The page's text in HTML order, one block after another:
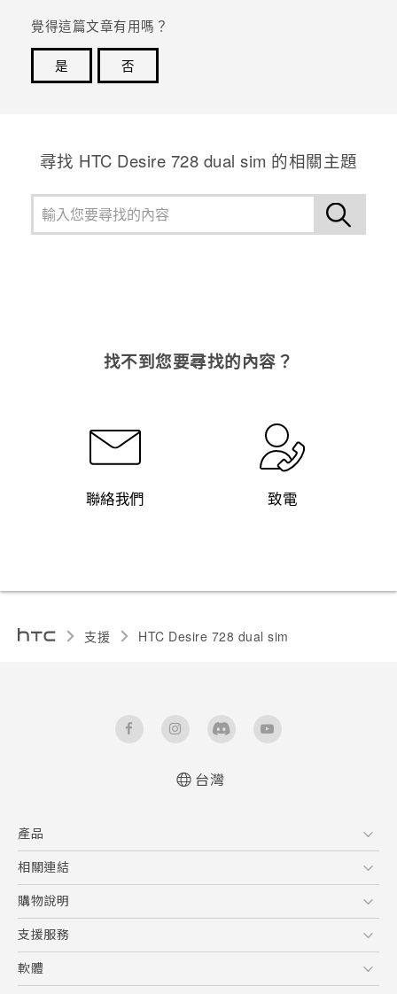
覺得這篇文章有用嗎？
是
否
尋找 HTC Desire 728 dual sim 的相關主題
找不到您要尋找的內容？
聯絡我們 致電
支援 HTC Desire 728 dual sim‎
English - User manual
台灣
產品
5G
智慧型手機
配件
相關連結
HTC Research
購物說明
購物須知
訂單管理
付款方式
支援服務
到府收送維修服務
軟體